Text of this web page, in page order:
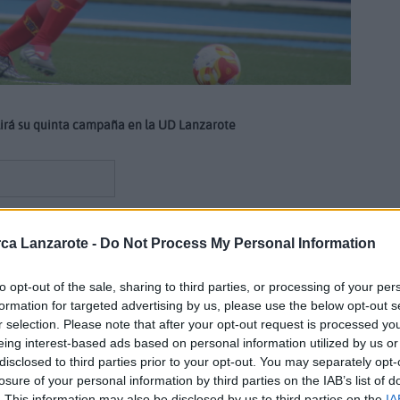
Lanzarote - Do Not Process My Personal Information
opt-out of the sale, sharing to third parties, or processing of your
for targeted advertising by us, please use the below opt-out
selection. Please note that after your opt-out request is processed
interest-based ads based on personal information utilized by us
to third parties prior to your opt-out. You may separately
of your personal information by third parties on the IAB’s list of
su quinta campaña en la UD Lanzarote
Lanzarote amplían su vinculación hasta el 30 de
el jugador lanzaroteño defendiendo la camiseta rojilla en
la quinta temporada del futbolista en la plantilla ysu
en la categoría y, con el paso de las campañas, se ha
de la Tercera Federación. Su trabajo en la parcela
además de poder retrasar su posición para reforzar la línea